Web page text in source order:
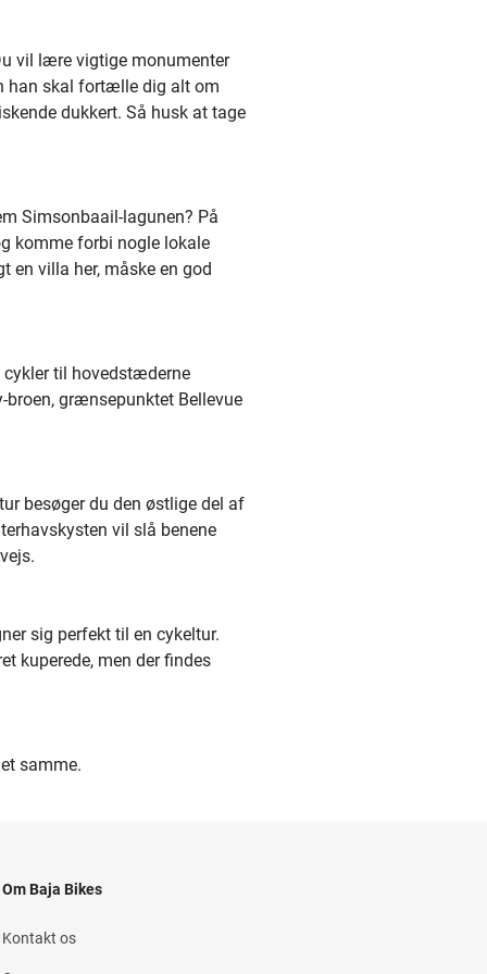
vil lære vigtige monumenter
han skal fortælle dig alt om
dukkert. Så husk at tage
Simsonbaail-lagunen? På
komme forbi nogle lokale
en villa her, måske en god
cykler til hovedstæderne
grænsepunktet Bellevue
besøger du den østlige del af
vil slå benene
sig perfekt til en cykeltur.
kuperede, men der findes
samme.
Om Baja Bikes
Kontakt os